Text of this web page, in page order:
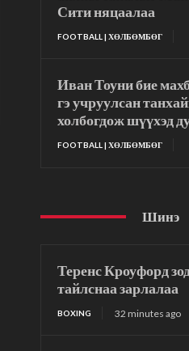
Сити няцаалаа
FOOTBALL | ХӨЛБӨМБӨГ
Иван Тоуни бие
гэ учруулсан
холбогдож шүүхэд
FOOTBALL | ХӨЛБӨМБӨГ
Шинэ
Теренс Кроуфорд
тайлснаа зарлалаа
BOXING 32 minutes ago